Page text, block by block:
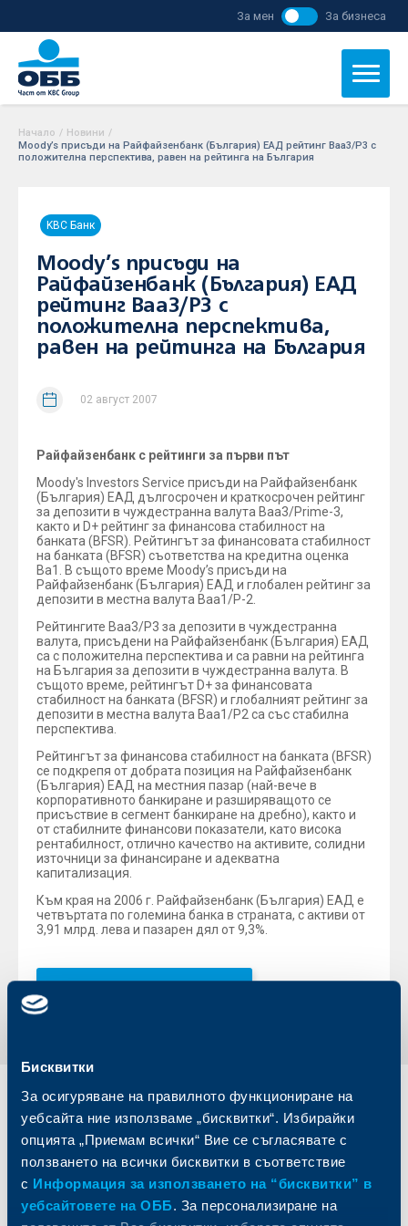
Бисквитки
За осигуряване на правилното функциониране на
уебсайта ние използваме „бисквитки“. Избирайки
опцията „Приемам всички“ Вие се съгласявате с
ползването на всички бисквитки в съответствие
с Информация за използването на “бисквитки” в
уебсайтовете на ОББ. За персонализиране на
За мен За бизнеса
Начало / Новини /
Moody’s присъди на Райфайзенбанк (България) ЕАД рейтинг Baa3/P3 с
положителна перспектива, равен на рейтинга на България
KBC Банк
Moody’s присъди на
Райфайзенбанк (България) ЕАД
рейтинг Baa3/P3 с
положителна перспектива,
равен на рейтинга на България
02 август 2007
Райфайзенбанк с рейтинги за първи път
Moody's Investors Service присъди на Райфайзенбанк
(България) ЕАД дългосрочен и краткосрочен рейтинг
за депозити в чуждестранна валута Baa3/Prime-3,
както и D+ рейтинг за финансова стабилност на
банката (BFSR). Рейтингът за финансовата стабилност
на банката (BFSR) съответства на кредитна оценка
Ba1. В същото време Moody’s присъди на
Райфайзенбанк (България) ЕАД и глобален рейтинг за
депозити в местна валута Baa1/P-2.
Рейтингите Baa3/P3 за депозити в чуждестранна
валута, присъдени на Райфайзенбанк (България) ЕАД
са с положителна перспектива и са равни на рейтинга
на България за депозити в чуждестранна валута. В
същото време, рейтингът D+ за финансовата
стабилност на банката (BFSR) и глобалният рейтинг за
депозити в местна валута Baa1/P2 са със стабилна
перспектива.
Рейтингът за финансова стабилност на банката (BFSR)
се подкрепя от добрата позиция на Райфайзенбанк
(България) ЕАД на местния пазар (най-вече в
корпоративното банкиране и разширяващото се
присъствие в сегмент банкиране на дребно), както и
от стабилните финансови показатели, като висока
рентабилност, отлично качество на активите, солидни
източници за финансиране и адекватна
капитализация.
Към края на 2006 г. Райфайзенбанк (България) ЕАД е
четвъртата по големина банка в страната, с активи от
3,91 млрд. лева и пазарен дял от 9,3%.
Индивидуални
клиенти
Карти
Сметки и плащания
Кредити
Бизнес
клиенти
Кредитиране
Управление на парични средства
Търговско финансиране